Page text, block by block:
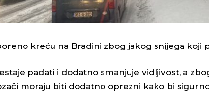
kreću na Bradini zbog jakog snijega koji
padati i dodatno smanjuje vidljivost, a
moraju biti dodatno oprezni kako bi